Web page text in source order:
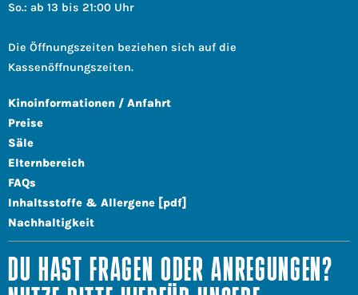
So.: ab 13 bis 21:00 Uhr
Die Öffnungszeiten beziehen sich auf die
Kassenöffnungszeiten.
Kinoinformationen / Anfahrt
Preise
Säle
Elternbereich
FAQs
Inhaltsstoffe & Allergene [pdf]
Nachhaltigkeit
DU HAST FRAGEN ODER ANREGUNGEN?